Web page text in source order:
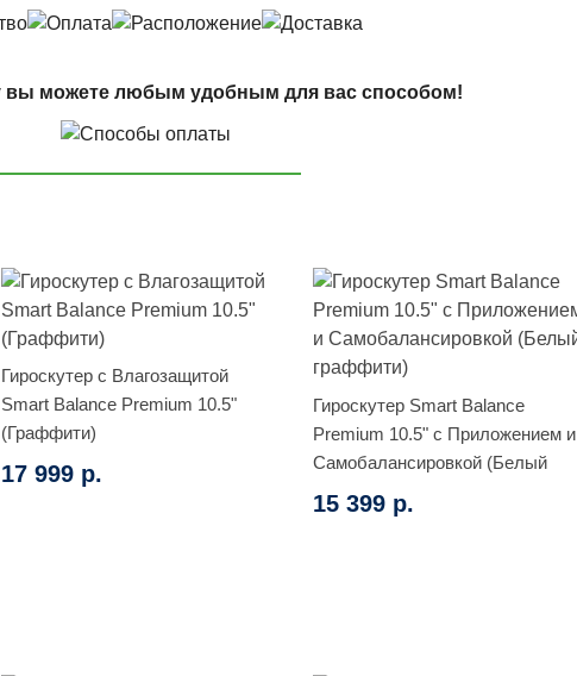
вы можете любым удобным для вас способом!
Гироскутер с Влагозащитой
Smart Balance Premium 10.5"
(Граффити)
17 999 р.
Гироскутер Smart Balance
Premium 10.5" с Приложением и
Самобалансировкой (Белый
граффити)
15 399 р.